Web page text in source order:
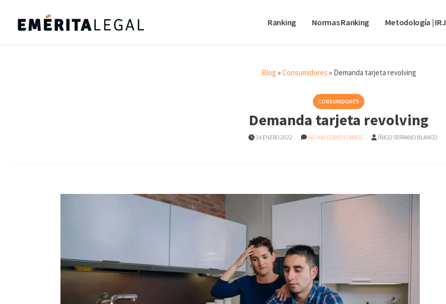
Ranking Normas Ranking Metodología | IRJ
Blog »Consumidores » Demanda tarjeta revolving
CONSUMIDORES
Demanda tarjeta revolving
14 ENERO 2022 NO HAY COMENTARIOS ÍÑIGO SERRANO BLANCO